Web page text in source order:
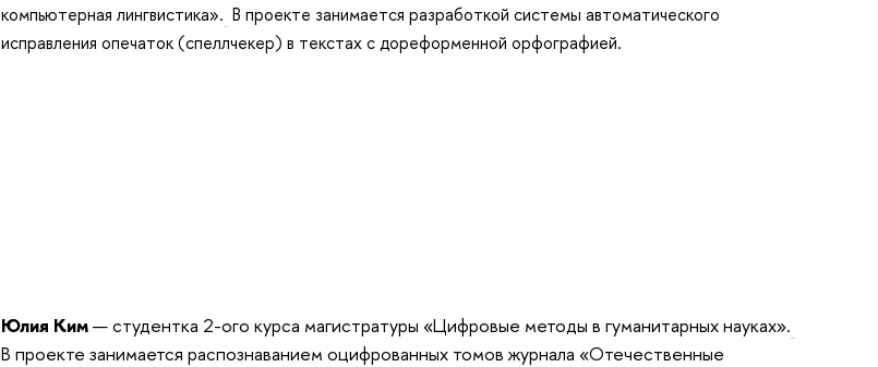
компьютерная лингвистика». В проекте занимается разработкой системы автоматического
исправления опечаток (спеллчекер) в текстах с дореформенной орфографией.
Юлия Ким —студентка 2-ого курса магистратуры «Цифровые методы в гуманитарных науках».
В проекте занимается распознаванием оцифрованных томов журнала «Отечественные